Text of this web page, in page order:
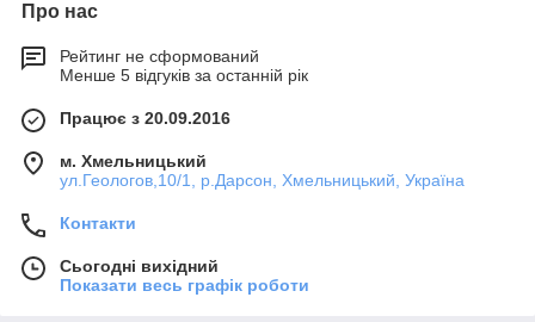
Про нас
Рейтинг не сформований
Менше 5 відгуків за останній рік
Працює з 20.09.2016
м. Хмельницький
ул.Геологов,10/1, р.Дарсон, Хмельницький, Україна
Контакти
Сьогодні вихідний
Показати весь графік роботи